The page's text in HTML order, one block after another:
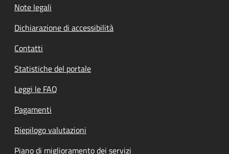
Note legali
Dichiarazione di accessibilità
Contatti
Statistiche del portale
Leggi le FAQ
Pagamenti
Riepilogo valutazioni
Piano di miglioramento dei servizi